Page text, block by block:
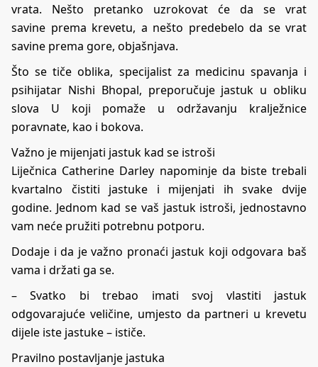
vrata. Nešto pretanko uzrokovat će da se vrat
savine prema krevetu, a nešto predebelo da se vrat
savine prema gore, objašnjava.
Što se tiče oblika, specijalist za medicinu spavanja i
psihijatar Nishi Bhopal, preporučuje jastuk u obliku
slova U koji pomaže u održavanju kralježnice
poravnate, kao i bokova.
Važno je mijenjati jastuk kad se istroši
Liječnica Catherine Darley napominje da biste trebali
kvartalno čistiti jastuke i mijenjati ih svake dvije
godine. Jednom kad se vaš jastuk istroši, jednostavno
vam neće pružiti potrebnu potporu.
Dodaje i da je važno pronaći jastuk koji odgovara baš
vama i držati ga se.
– Svatko bi trebao imati svoj vlastiti jastuk
odgovarajuće veličine, umjesto da partneri u krevetu
dijele iste jastuke – ističe.
Pravilno postavljanje jastuka